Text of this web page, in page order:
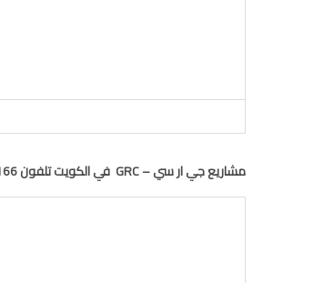
مشاريع جي ار سي – GRC في الكويت تلفون 22624166 – 55013020